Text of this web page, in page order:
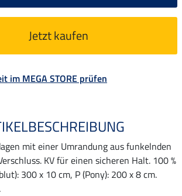
Jetzt kaufen
im MEGA STORE prüfen
mit einer Umrandung aus funkelnden
KV für einen sicheren Halt. 100 %
300 x 10 cm, P (Pony): 200 x 8 cm.